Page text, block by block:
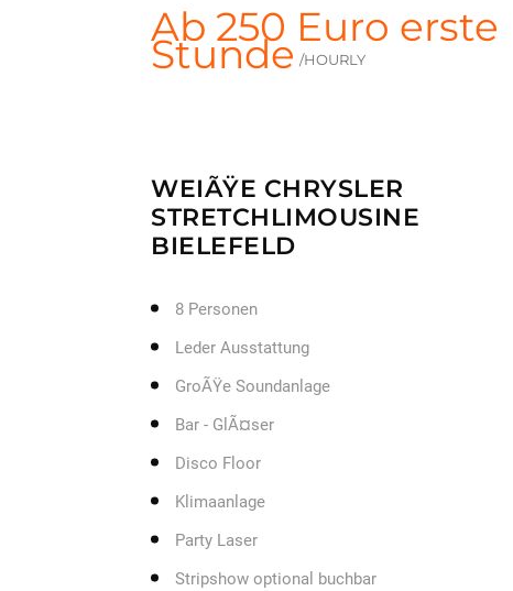
Ab 250 Euro erste
Stunde /HOURLY
WEIÃŸE CHRYSLER
STRETCHLIMOUSINE
BIELEFELD
8 Personen
Leder Ausstattung
GroÃŸe Soundanlage
Bar - GlÃ¤ser
Disco Floor
Klimaanlage
Party Laser
Stripshow optional buchbar